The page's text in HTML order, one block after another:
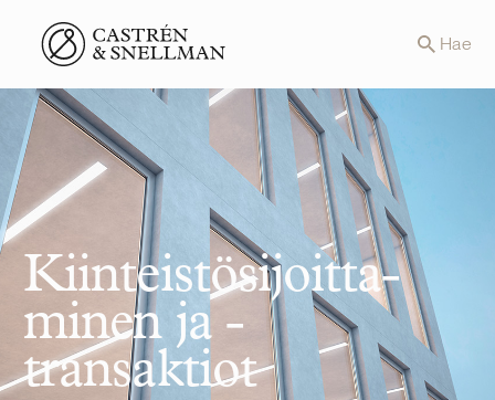
Front page Hae
Kiinteistösijoitta­
minen ja -
transaktiot